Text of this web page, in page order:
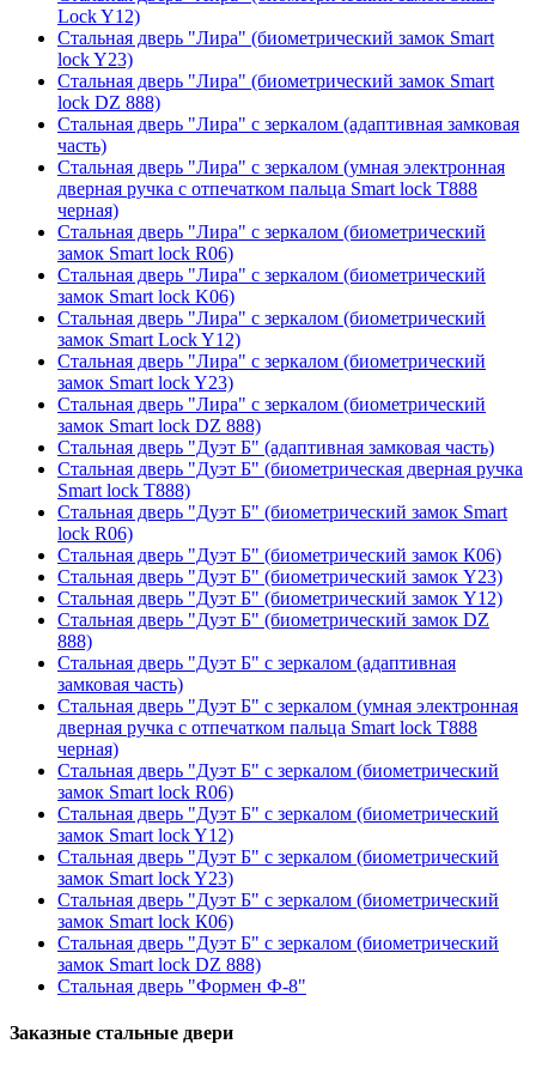
Lock Y12)
Стальная дверь "Лира" (биометрический замок Smart
lock Y23)
Стальная дверь "Лира" (биометрический замок Smart
lock DZ 888)
Стальная дверь "Лира" с зеркалом (адаптивная замковая
часть)
Стальная дверь "Лира" с зеркалом (умная электронная
дверная ручка с отпечатком пальца Smart lock T888
черная)
Стальная дверь "Лира" с зеркалом (биометрический
замок Smart lock R06)
Стальная дверь "Лира" с зеркалом (биометрический
замок Smart lock K06)
Стальная дверь "Лира" с зеркалом (биометрический
замок Smart Lock Y12)
Стальная дверь "Лира" с зеркалом (биометрический
замок Smart lock Y23)
Стальная дверь "Лира" с зеркалом (биометрический
замок Smart lock DZ 888)
Стальная дверь "Дуэт Б" (адаптивная замковая часть)
Стальная дверь "Дуэт Б" (биометрическая дверная ручка
Smart lock T888)
Стальная дверь "Дуэт Б" (биометрический замок Smart
lock R06)
Стальная дверь "Дуэт Б" (биометрический замок К06)
Стальная дверь "Дуэт Б" (биометрический замок Y23)
Стальная дверь "Дуэт Б" (биометрический замок Y12)
Стальная дверь "Дуэт Б" (биометрический замок DZ
888)
Стальная дверь "Дуэт Б" с зеркалом (адаптивная
замковая часть)
Стальная дверь "Дуэт Б" с зеркалом (умная электронная
дверная ручка с отпечатком пальца Smart lock T888
черная)
Стальная дверь "Дуэт Б" с зеркалом (биометрический
замок Smart lock R06)
Стальная дверь "Дуэт Б" с зеркалом (биометрический
замок Smart lock Y12)
Стальная дверь "Дуэт Б" с зеркалом (биометрический
замок Smart lock Y23)
Стальная дверь "Дуэт Б" с зеркалом (биометрический
замок Smart lock К06)
Стальная дверь "Дуэт Б" с зеркалом (биометрический
замок Smart lock DZ 888)
Стальная дверь "Формен Ф-8"
Заказные стальные двери